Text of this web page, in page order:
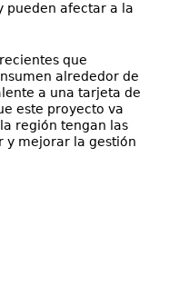
pueden afectar a la
que
alrededor de
a una tarjeta de
este proyecto va
región tengan las
y mejorar la gestión